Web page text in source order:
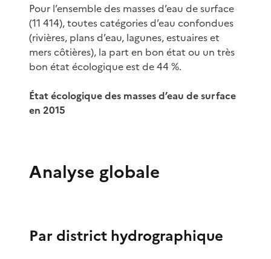
Pour l’ensemble des masses d’eau de surface
(11 414), toutes catégories d’eau confondues
(rivières, plans d’eau, lagunes, estuaires et
mers côtières), la part en bon état ou un très
bon état écologique est de 44 %.
État écologique des masses d’eau de surface
en 2015
Analyse globale
Par district hydrographique